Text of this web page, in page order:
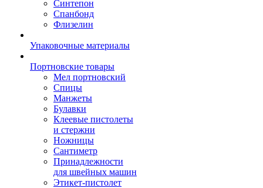
Синтепон
Спанбонд
Флизелин
Упаковочные материалы
Портновские товары
Мел портновский
Спицы
Манжеты
Булавки
Клеевые пистолеты
и стержни
Ножницы
Сантиметр
Принадлежности
для швейных машин
Этикет-пистолет